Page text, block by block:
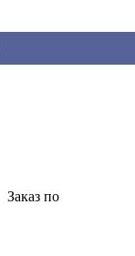
Заказ по